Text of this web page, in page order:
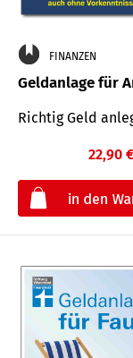
FINANZEN
Geldanlage für
Richtig Geld
22,90 €